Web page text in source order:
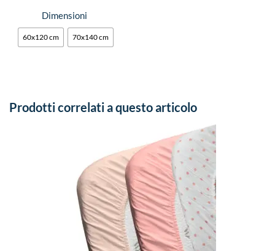
Dimensioni
60x120 cm 70x140 cm
Prodotti correlati a questo articolo